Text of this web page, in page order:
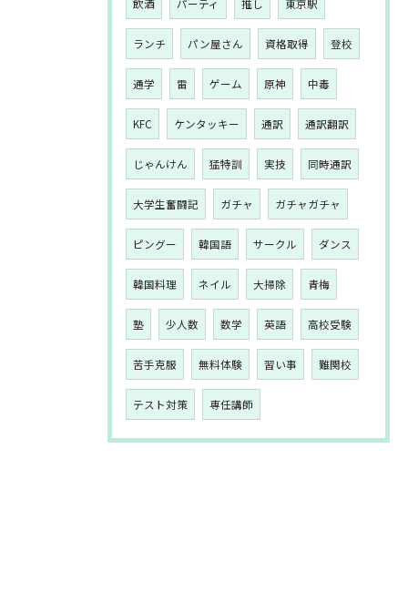
飲酒 パーティ 推し 東京駅
ランチ パン屋さん 資格取得 登校
通学 雷 ゲーム 原神 中毒
KFC ケンタッキー 通訳 通訳翻訳
じゃんけん 猛特訓 実技 同時通訳
大学生奮闘記 ガチャ ガチャガチャ
ピングー 韓国語 サークル ダンス
韓国料理 ネイル 大掃除 青梅
塾 少人数 数学 英語 高校受験
苦手克服 無料体験 習い事 難関校
テスト対策 専任講師